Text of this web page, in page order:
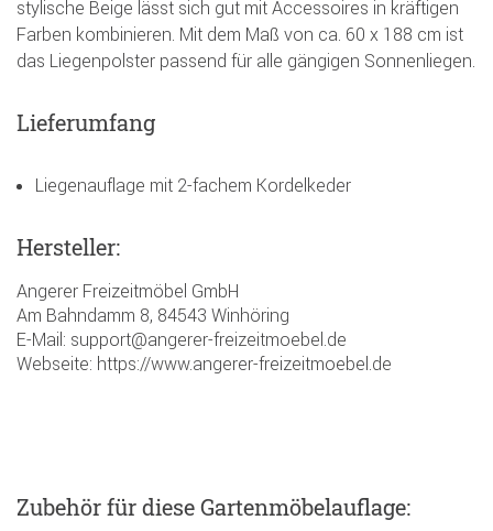
stylische Beige lässt sich gut mit Accessoires in kräftigen
Farben kombinieren. Mit dem Maß von ca. 60 x 188 cm ist
das Liegenpolster passend für alle gängigen Sonnenliegen.
Lieferumfang
Liegenauflage mit 2-fachem Kordelkeder
Hersteller:
Angerer Freizeitmöbel GmbH
Am Bahndamm 8, 84543 Winhöring
E-Mail: support@angerer-freizeitmoebel.de
Webseite: https://www.angerer-freizeitmoebel.de
Zubehörfür diese Gartenmöbelauflage: